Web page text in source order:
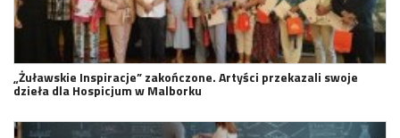
„Żuławskie Inspiracje” zakończone. Artyści przekazali swoje
dzieła dla Hospicjum w Malborku